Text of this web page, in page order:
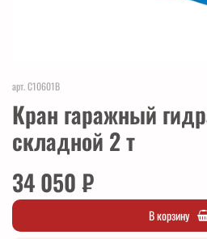
арт.C10601B
Кран гаражный
складной 2 т
34 050 ₽
В корзину